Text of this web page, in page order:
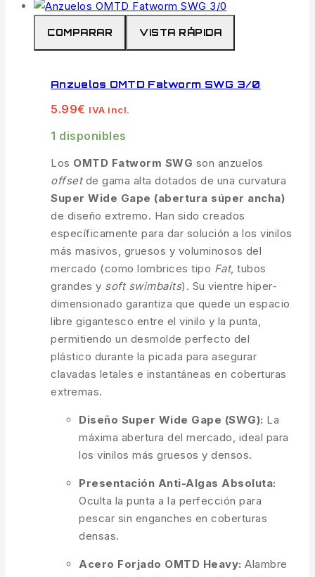
COMPARAR VISTA RÁPIDA
Anzuelos OMTD Fatworm SWG 3/0
5.99€ IVA incl.
1 disponibles
Los OMTD Fatworm SWG son anzuelos
offsetde gama alta dotados de una curvatura
Super Wide Gape (abertura súper ancha)
de diseño extremo. Han sido creados
específicamente para dar solución a los vinilos
más masivos, gruesos y voluminosos del
mercado (como lombrices tipo Fat, tubos
grandes y soft swimbaits). Su vientre hiper-
dimensionado garantiza que quede un espacio
libre gigantesco entre el vinilo y la punta,
permitiendo un desmolde perfecto del
plástico durante la picada para asegurar
clavadas letales e instantáneas en coberturas
extremas.
Diseño Super Wide Gape (SWG): La
máxima abertura del mercado, ideal para
los vinilos más gruesos y densos.
Presentación Anti-Algas Absoluta:
Oculta la punta a la perfección para
pescar sin enganches en coberturas
densas.
Acero Forjado OMTD Heavy: Alambre